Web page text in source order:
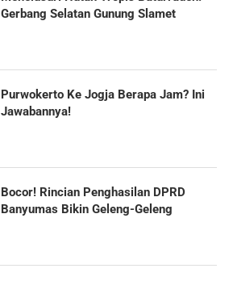
Gerbang Selatan Gunung Slamet
Purwokerto Ke Jogja Berapa Jam? Ini
Jawabannya!
Bocor! Rincian Penghasilan DPRD
Banyumas Bikin Geleng-Geleng